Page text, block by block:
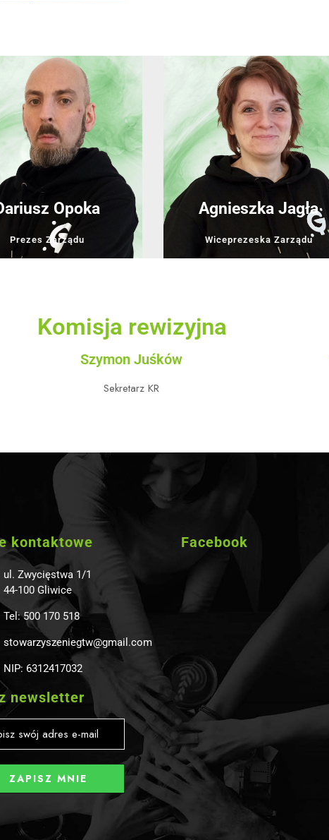
Opoka
Prezes Zarządu
Agnieszka Jagła
Wiceprezeska Zarządu
Komisja rewizyjna
Szymon Juśków
Sekretarz KR
kontaktowe
ul. Zwycięstwa 1/1
44-100 Gliwice
Tel: 500 170 518
stowarzyszeniegtw@gmail.com
NIP: 6312417032
newsletter
Facebook